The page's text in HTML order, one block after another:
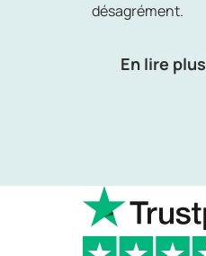
désagrément.
En lire plus